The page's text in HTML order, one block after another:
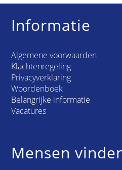
Informatie
Algemene voorwaarden
Klachtenregeling
Privacyverklaring
Woordenboek
Belangrijke informatie
Vacatures
Mensen